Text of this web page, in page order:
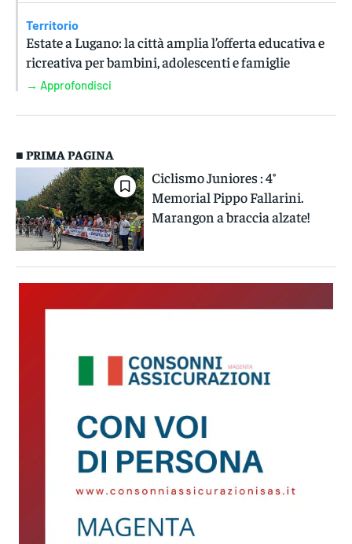
Territorio
Estate a Lugano: la città amplia l’offerta educativa e
ricreativa per bambini, adolescenti e famiglie
→ Approfondisci
■ PRIMA PAGINA
Ciclismo Juniores : 4°
Memorial Pippo Fallarini.
Marangon a braccia alzate!